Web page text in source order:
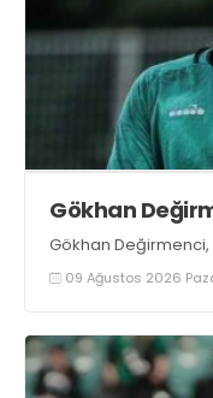
Gökhan
Gökhan Değirmenci,
09 Ağustos 2026